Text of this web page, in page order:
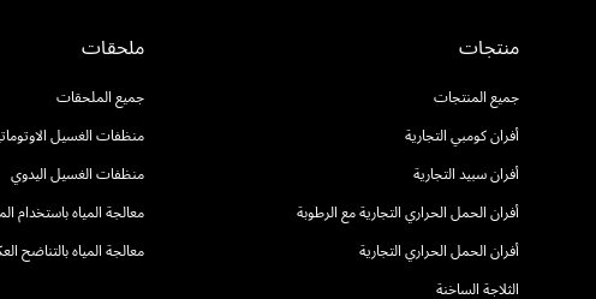
منتجات
جميع المنتجات
أفران كومبي التجارية
أفران سبيد التجارية
أفران الحمل الحراري التجارية مع الرطوبة
أفران الحمل الحراري التجارية
الثلاجة الساخنة
ملحقات
جميع الملحقات
منظفات الغسيل
منظفات الغسيل اليدوي
معالجة المياه باستخدام
معالجة المياه بالتناضح